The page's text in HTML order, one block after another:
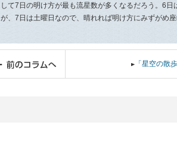
して7日の明け方が最も流星数が多くなるだろう。6
が、7日は土曜日なので、晴れれば明け方にみずがめ
「星空の散